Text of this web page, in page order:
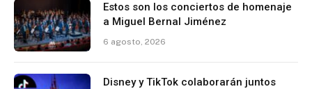
Estos son los conciertos de homenaje
a Miguel Bernal Jiménez
6 agosto, 2026
Disney y TikTok colaborarán juntos